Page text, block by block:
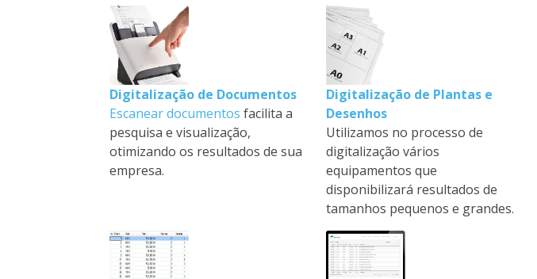
Digitalização de Documentos
Escanear documentos facilita a
pesquisa e visualização,
otimizando os resultados de sua
empresa.
Digitalização de Plantas e
Desenhos
Utilizamos no processo de
digitalização vários
equipamentos que
disponibilizará resultados de
tamanhos pequenos e grandes.